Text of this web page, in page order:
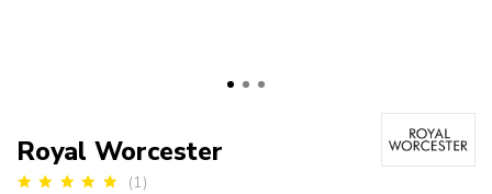
(1)
Royal Worcester